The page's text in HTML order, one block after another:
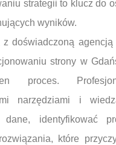
strategii to klucz do
wyników.
z doświadczoną
strony w
proces.
narzędziami i
dane, identyfikować
które